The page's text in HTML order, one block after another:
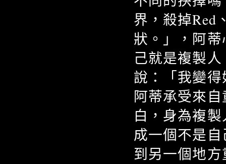
界，殺掉Red
狀。」，阿
己就是複製
說：「我變
阿蒂承受來
白，身為複
成一個不是
到另一個地